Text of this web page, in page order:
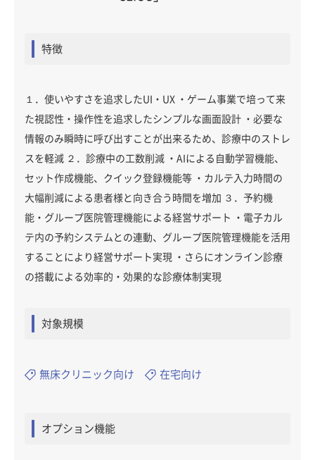
特徴
１．使いやすさを追求したUI・UX ・ゲーム事業で培って来
た視認性・操作性を追求したシンプルな画面設計 ・必要な
情報のみ瞬時に呼び出すことが出来るため、診療中のストレ
スを軽減 ２．診療中の工数削減 ・AIによる自動学習機能、
セット作成機能、クイック登録機能等 ・カルテ入力時間の
大幅削減による患者様と向き合う時間を増加 ３．予約機
能・グループ医院管理機能による経営サポート ・電子カル
テ内の予約システムとの連動、グループ医院管理機能を活用
することにより経営サポート実現 ・さらにオンライン診療
の搭載による効率的・効果的な診療体制実現
対象規模
無床クリニック向け 在宅向け
オプション機能